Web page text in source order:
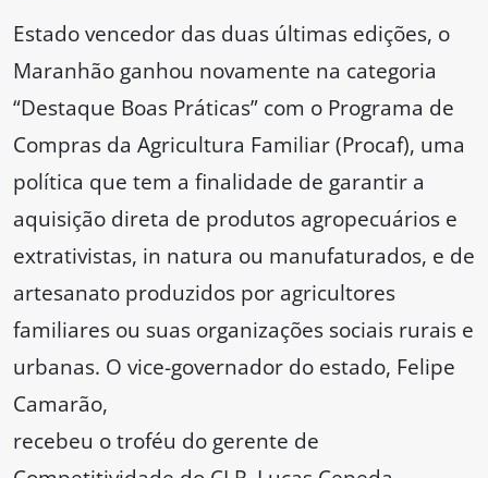
Estado vencedor das duas últimas edições, o
Maranhão ganhou novamente na categoria
“Destaque Boas Práticas” com o Programa de
Compras da Agricultura Familiar (Procaf), uma
política que tem a finalidade de garantir a
aquisição direta de produtos agropecuários e
extrativistas, in natura ou manufaturados, e de
artesanato produzidos por agricultores
familiares ou suas organizações sociais rurais e
urbanas. O vice-governador do estado, Felipe
Camarão,
recebeu o troféu do gerente de